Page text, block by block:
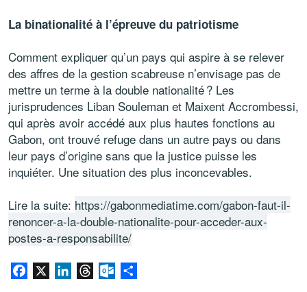
La binationalité à l’épreuve du patriotisme
Comment expliquer qu’un pays qui aspire à se relever
des affres de la gestion scabreuse n’envisage pas de
mettre un terme à la double nationalité ? Les
jurisprudences Liban Souleman et Maixent Accrombessi,
qui après avoir accédé aux plus hautes fonctions au
Gabon, ont trouvé refuge dans un autre pays ou dans
leur pays d’origine sans que la justice puisse les
inquiéter. Une situation des plus inconcevables.
Lire la suite: https://gabonmediatime.com/gabon-faut-il-
renoncer-a-la-double-nationalite-pour-acceder-aux-
postes-a-responsabilite/
Facebook LinkedInThreadsOutlook.com